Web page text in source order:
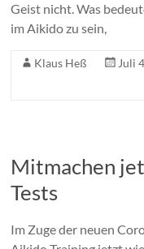
Geist nicht. Was
im Aikido zu sein,
Klaus Heß Juli
Mitmachen
Tests
Im Zuge der neuen